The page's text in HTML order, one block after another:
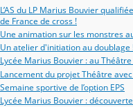
L’AS du LP Marius Bouvier
de France de cross !
Une animation sur les monstres
Un atelier d'initiation au doublage
Lycée Marius Bouvier : au
Lancement du projet Théâtre
Semaine sportive de l’option EPS
Lycée Marius Bouvier :